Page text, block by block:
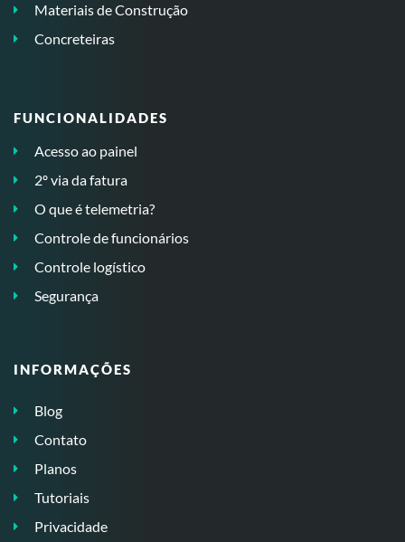
Materiais de Construção
Concreteiras
FUNCIONALIDADES
Acesso ao painel
2º via da fatura
O que é telemetria?
Controle de funcionários
Controle logístico
Segurança
INFORMAÇÕES
Blog
Contato
Planos
Tutoriais
Privacidade